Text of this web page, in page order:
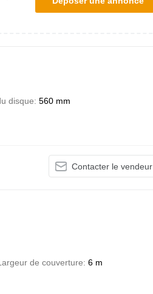
disque 560 mm
Contacter le vendeur
de couverture 6 m